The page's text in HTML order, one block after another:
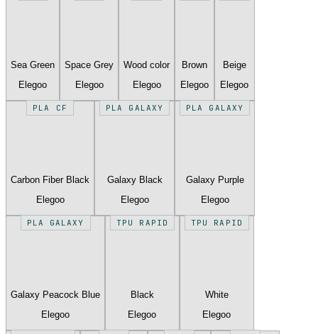
Sea Green
Elegoo
Space Grey
Elegoo
Wood color
Elegoo
Brown
Elegoo
Beige
Elegoo
PLA CF
Carbon Fiber Black
Elegoo
PLA GALAXY
Galaxy Black
Elegoo
PLA GALAXY
Galaxy Purple
Elegoo
PLA GALAXY
Galaxy Peacock Blue
Elegoo
TPU RAPID
Black
Elegoo
TPU RAPID
White
Elegoo